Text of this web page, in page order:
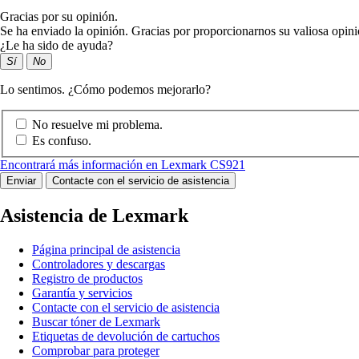
Gracias por su opinión.
Se ha enviado la opinión. Gracias por proporcionarnos su valiosa
¿Le ha sido de ayuda?
Sí No
Lo sentimos. ¿Cómo podemos mejorarlo?
No resuelve mi problema.
Es confuso.
Encontrará más información en Lexmark CS921
Enviar Contacte con el servicio de asistencia
Asistencia de Lexmark
Página principal de asistencia
Controladores y descargas
Registro de productos
Garantía y servicios
Contacte con el servicio de asistencia
Buscar tóner de Lexmark
Etiquetas de devolución de cartuchos
Comprobar para proteger